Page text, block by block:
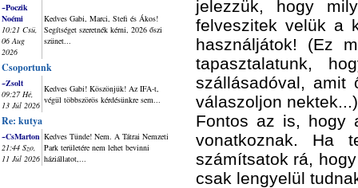
~Poczik
Noémi
10:21 Csü,
06 Aug
2026
Kedves Gabi, Marci, Stefi és Ákos!
Segítséget szeretnék kérni, 2026 őszi
szünet...
Csoportunk
~Zsolt
09:27 Hé,
13 Júl 2026
Kedves Gabi! Köszönjük! Az IFA-t,
végül többszörös kérdésünkre sem...
Re: kutya
~CsMarton
21:44 Szo,
11 Júl 2026
Kedves Tünde! Nem. A Tátrai Nemzeti
Park területére nem lehet bevinni
háziállatot,...
jelezzük, hogy
felveszitek velük a
használjátok! (Ez
tapasztalatunk,
szállásadóval, amit
válaszoljon nektek...)
Fontos az is, hogy
vonatkoznak. Ha
számítsatok rá,
csak lengyelül